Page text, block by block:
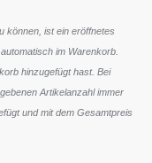
können, ist ein eröffnetes
im Warenkorb.
hinzugefügt hast. Bei
Artikelanzahl immer
und mit dem Gesamtpreis